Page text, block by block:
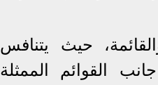
حيث يتنافس
القوائم الممثلة